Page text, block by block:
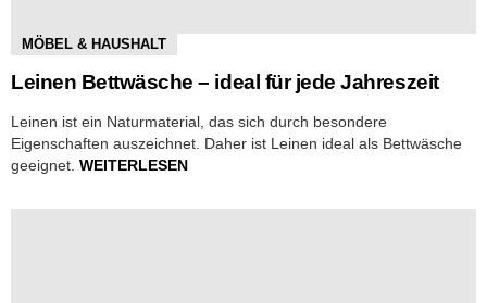
MÖBEL & HAUSHALT
Leinen Bettwäsche – ideal für jede Jahreszeit
Leinen ist ein Naturmaterial, das sich durch besondere
Eigenschaften auszeichnet. Daher ist Leinen ideal als Bettwäsche
geeignet. WEITERLESEN